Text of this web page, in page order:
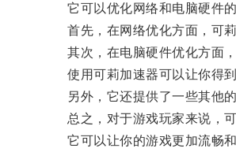
它可以优化网络和电脑硬件的
首先，在网络优化方面，可莉
其次，在电脑硬件优化方面，
使用可莉加速器可以让你得到
另外，它还提供了一些其他的
总之，对于游戏玩家来说，可
它可以让你的游戏更加流畅和